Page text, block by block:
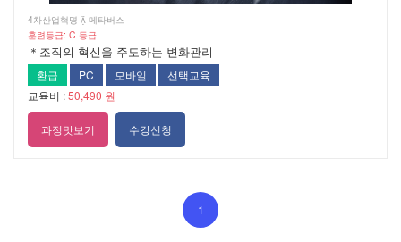
4차산업혁명  메타버스
훈련등급: C 등급
＊조직의 혁신을 주도하는 변화관리
환급 PC 모바일
선택교육
교육비 :50,490 원
과정맛보기 수강신청
1